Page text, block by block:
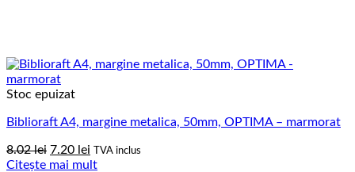
Stoc epuizat
Biblioraft A4, margine metalica, 50mm, OPTIMA – marmorat
8.02lei Prețul
inițial
7.20 lei Prețul
curent
TVA inclus
Citește mai mult